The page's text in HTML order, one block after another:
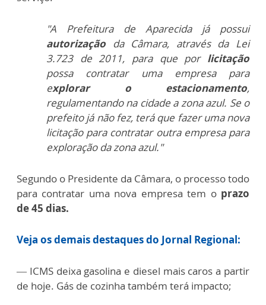
"A Prefeitura de Aparecida já possui
autorização da Câmara, através da Lei
3.723 de 2011, para que por licitação
possa contratar uma empresa para
explorar o estacionamento,
regulamentando na cidade a zona azul. Se o
prefeito já não fez, terá que fazer uma nova
licitação para contratar outra empresa para
exploração da zona azul."
Segundo o Presidente da Câmara, o processo todo
para contratar uma nova empresa tem o prazo
de 45 dias.
Veja os demais destaques do Jornal Regional:
— ICMS deixa gasolina e diesel mais caros a partir
de hoje. Gás de cozinha também terá impacto;